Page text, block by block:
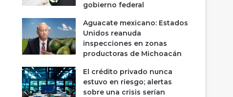
gobierno federal
Aguacate mexicano: Estados
Unidos reanuda
inspecciones en zonas
productoras de Michoacán
El crédito privado nunca
estuvo en riesgo; alertas
sobre una crisis serían